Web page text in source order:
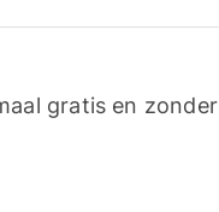
gratis en zonder